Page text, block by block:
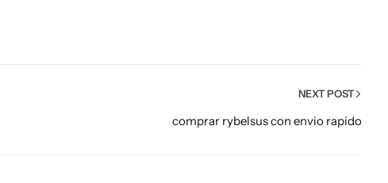
NEXT POST
comprar rybelsus con envio rapido